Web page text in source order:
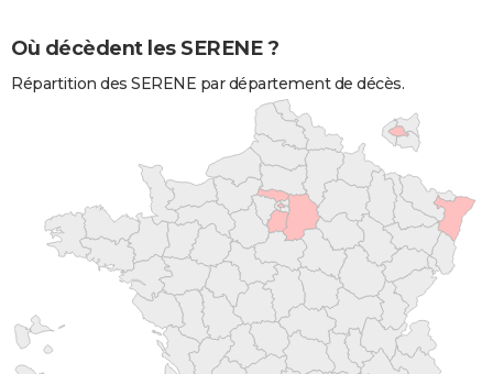
Où décèdent les SERENE ?
Répartition des SERENE par département de décès.